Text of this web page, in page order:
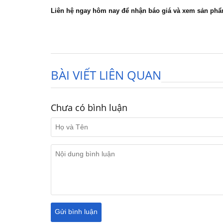
Liên hệ ngay hôm nay để nhận báo giá và xem sản
BÀI VIẾT LIÊN QUAN
Chưa có bình luận